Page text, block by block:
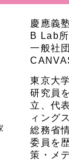
慶應義
B Lab
一般社
東京大
研究員
立、代
ィング
総務省
委員を
策・メ